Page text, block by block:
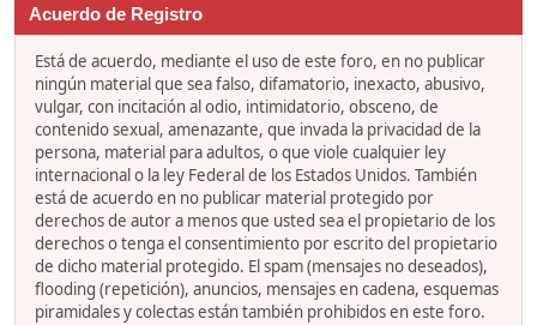
Acuerdo de Registro
Está de acuerdo, mediante el uso de este foro, en no publicar
ningún material que sea falso, difamatorio, inexacto, abusivo,
vulgar, con incitación al odio, intimidatorio, obsceno, de
contenido sexual, amenazante, que invada la privacidad de la
persona, material para adultos, o que viole cualquier ley
internacional o la ley Federal de los Estados Unidos. También
está de acuerdo en no publicar material protegido por
derechos de autor a menos que usted sea el propietario de los
derechos o tenga el consentimiento por escrito del propietario
de dicho material protegido. El spam (mensajes no deseados),
flooding (repetición), anuncios, mensajes en cadena, esquemas
piramidales y colectas están también prohibidos en este foro.